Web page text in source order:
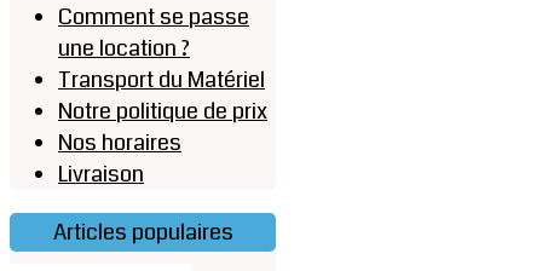
Comment se passe
une location ?
Transport du Matériel
Notre politique de prix
Nos horaires
Livraison
Articles populaires